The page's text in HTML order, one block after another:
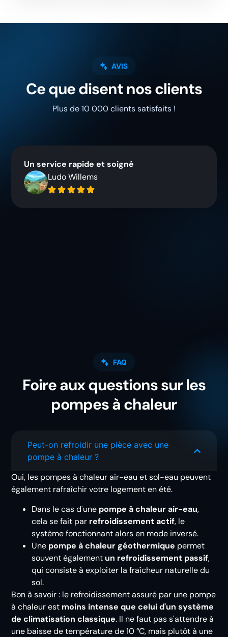
AVIS
Ce que disent nos clients
Plus de 10 000 clients satisfaits !
Un service rapide et soigné
Ludo Willems
FAQ
Foire aux questions sur les
pompes à chaleur
Peut-on refroidir une pièce avec une
pompe à chaleur ?
Oui, les pompes à chaleur air-eau et sol-eau peuvent
également rafraîchir votre logement en été.
Dans le cas d'une pompe à chaleur air-eau,
cela se fait par refroidissement actif, le
système fonctionnant alors en mode inversé.
Une pompe à chaleur géothermique permet
souvent également un refroidissement passif,
qui consiste à exploiter la fraîcheur naturelle du
sol.
Bon à savoir : le refroidissement assuré par une pompe
à chaleur est moins intense que celui d'un système
de climatisation classique. Il ne faut pas s'attendre à
une baisse de température de 10 °C, mais plutôt à une